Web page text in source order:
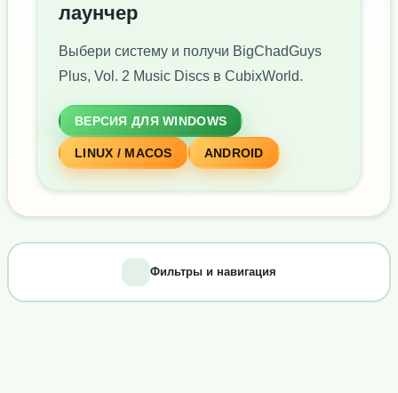
лаунчер
Выбери систему и получи BigChadGuys
Plus, Vol. 2 Music Discs в CubixWorld.
ВЕРСИЯ ДЛЯ WINDOWS
LINUX / MACOS ANDROID
Фильтры и навигация